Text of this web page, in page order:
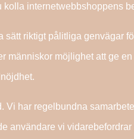
kolla internetwebbshoppens
sätt riktigt pålitliga genvägar
människor möjlighet att ge
Vi har regelbundna
användare vi